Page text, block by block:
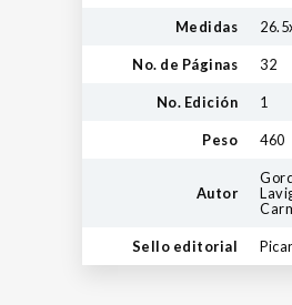
Medidas
No. de Páginas 32
No. Edición 1
Peso 460
Autor
Sello editorial